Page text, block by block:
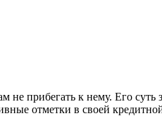
не прибегать к нему. Его
отметки в своей